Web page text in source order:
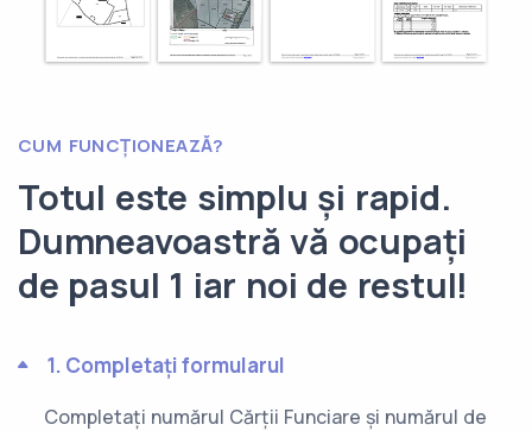
CUM FUNCȚIONEAZĂ?
Totul este simplu și rapid.
Dumneavoastră vă ocupați
de pasul 1 iar noi de restul!
1. Completați formularul
Completați numărul Cărții Funciare și numărul de